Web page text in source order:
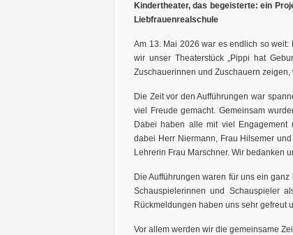
Kindertheater, das begeisterte: ein
Liebfrauenrealschule
Am 13. Mai 2026 war es endlich so
wir unser Theaterstück „Pippi hat
Zuschauerinnen und Zuschauern
Die Zeit vor den Aufführungen war
viel Freude gemacht. Gemeinsam
Dabei haben alle mit viel Engagement
dabei Herr Niermann, Frau Hilsemer
Lehrerin Frau Marschner. Wir bedanken
Die Aufführungen waren für uns ein
Schauspielerinnen und Schauspieler
Rückmeldungen haben uns sehr gefreut
Vor allem werden wir die gemeinsame